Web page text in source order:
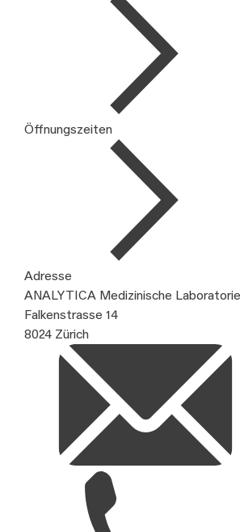
Öffnungszeiten
Adresse
ANALYTICA Medizinische
Falkenstrasse 14
8024 Zürich